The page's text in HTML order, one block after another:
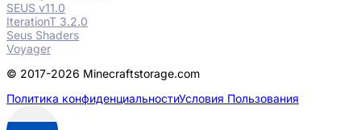
SEUS v11.0
IterationT 3.2.0
Seus Shaders
Voyager
© 2017-2026 Minecraftstorage.com
Политика конфиденциальностиУсловия Пользования